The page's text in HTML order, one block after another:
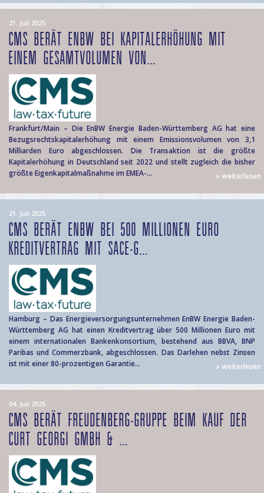
21. Juli 2025
CMS BERÄT ENBW BEI KAPITALERHÖHUNG MIT
EINEM GESAMTVOLUMEN VON...
Frankfurt/Main – Die EnBW Energie Baden-Württemberg AG hat eine
Bezugsrechtskapitalerhöhung mit einem Emissionsvolumen von 3,1
Milliarden Euro abgeschlossen. Die Transaktion ist die größte
Kapitalerhöhung in Deutschland seit 2022 und stellt zugleich die bisher
größte Eigenkapitalmaßnahme im EMEA-...
» weiterlesen
21. Juli 2025
CMS BERÄT ENBW BEI 500 MILLIONEN EURO
KREDITVERTRAG MIT SACE-G...
Hamburg – Das Energieversorgungsunternehmen EnBW Energie Baden-
Württemberg AG hat einen Kreditvertrag über 500 Millionen Euro mit
einem internationalen Bankenkonsortium, bestehend aus BBVA, BNP
Paribas und Commerzbank, abgeschlossen. Das Darlehen nebst Zinsen
ist mit einer 80-prozentigen Garantie...
» weiterlesen
04. Juli 2025
CMS BERÄT FREUDENBERG-GRUPPE BEIM KAUF DER
CURT GEORGI GMBH & ...